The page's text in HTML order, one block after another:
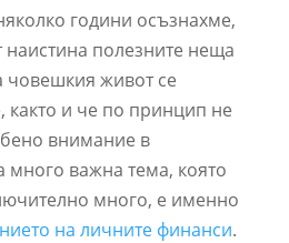
години осъзнахме,
полезните неща
човешкия живот се
както и че по принцип не
внимание в
много важна тема, която
много, е именно
на личните финанси.